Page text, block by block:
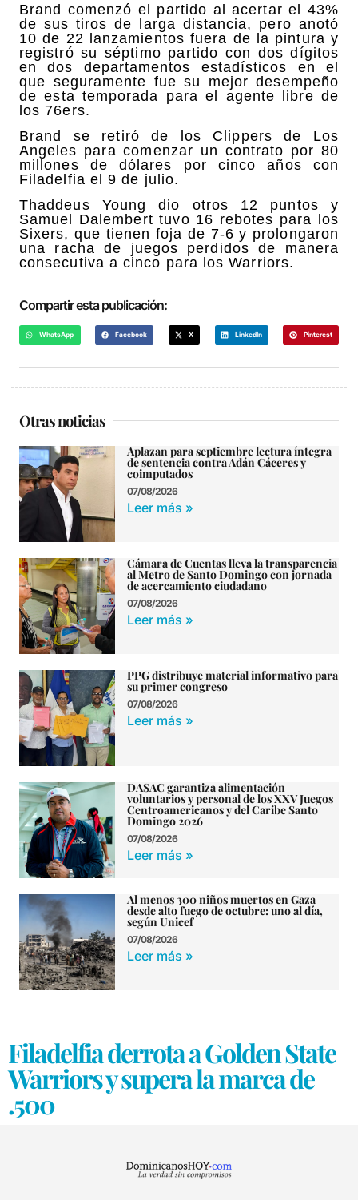
Brand comenzó el partido al acertar el 43%
de sus tiros de larga distancia, pero anotó
10 de 22 lanzamientos fuera de la pintura y
registró su séptimo partido con dos dígitos
en dos departamentos estadísticos en el
que seguramente fue su mejor desempeño
de esta temporada para el agente libre de
los 76ers.
Brand se retiró de los Clippers de Los
Angeles para comenzar un contrato por 80
millones de dólares por cinco años con
Filadelfia el 9 de julio.
Thaddeus Young dio otros 12 puntos y
Samuel Dalembert tuvo 16 rebotes para los
Sixers, que tienen foja de 7-6 y prolongaron
una racha de juegos perdidos de manera
consecutiva a cinco para los Warriors.
Compartir esta publicación:
WhatsApp Facebook X LinkedIn Pinterest
Otras noticias
Aplazan para septiembre lectura íntegra
de sentencia contra Adán Cáceres y
coimputados
07/08/2026
Leer más »
Cámara de Cuentas lleva la transparencia
al Metro de Santo Domingo con jornada
de acercamiento ciudadano
07/08/2026
Leer más »
PPG distribuye material informativo para
su primer congreso
07/08/2026
Leer más »
DASAC garantiza alimentación
voluntarios y personal de los XXV Juegos
Centroamericanos y del Caribe Santo
Domingo 2026
07/08/2026
Leer más »
Al menos 300 niños muertos en Gaza
desde alto fuego de octubre: uno al día,
según Unicef
07/08/2026
Leer más »
Filadelfia derrota a Golden State
Warriors y supera la marca de
.500